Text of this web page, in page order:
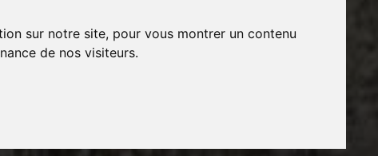
sur notre site, pour vous montrer un contenu
de nos visiteurs.